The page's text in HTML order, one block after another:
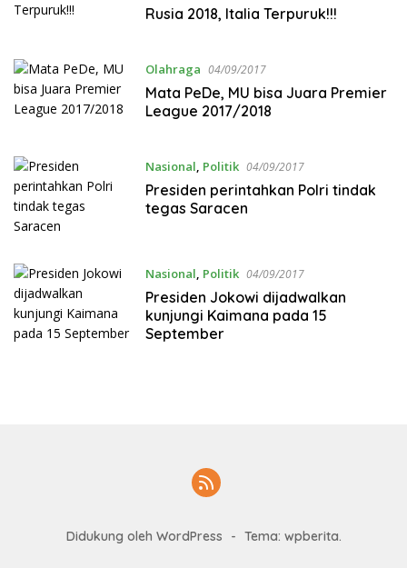
Rusia 2018, Italia Terpuruk!!!
Olahraga 04/09/2017
Mata PeDe, MU bisa Juara Premier
League 2017/2018
Nasional, Politik 04/09/2017
Presiden perintahkan Polri tindak
tegas Saracen
Nasional, Politik 04/09/2017
Presiden Jokowi dijadwalkan
kunjungi Kaimana pada 15
September
Didukung oleh WordPress - Tema: wpberita.